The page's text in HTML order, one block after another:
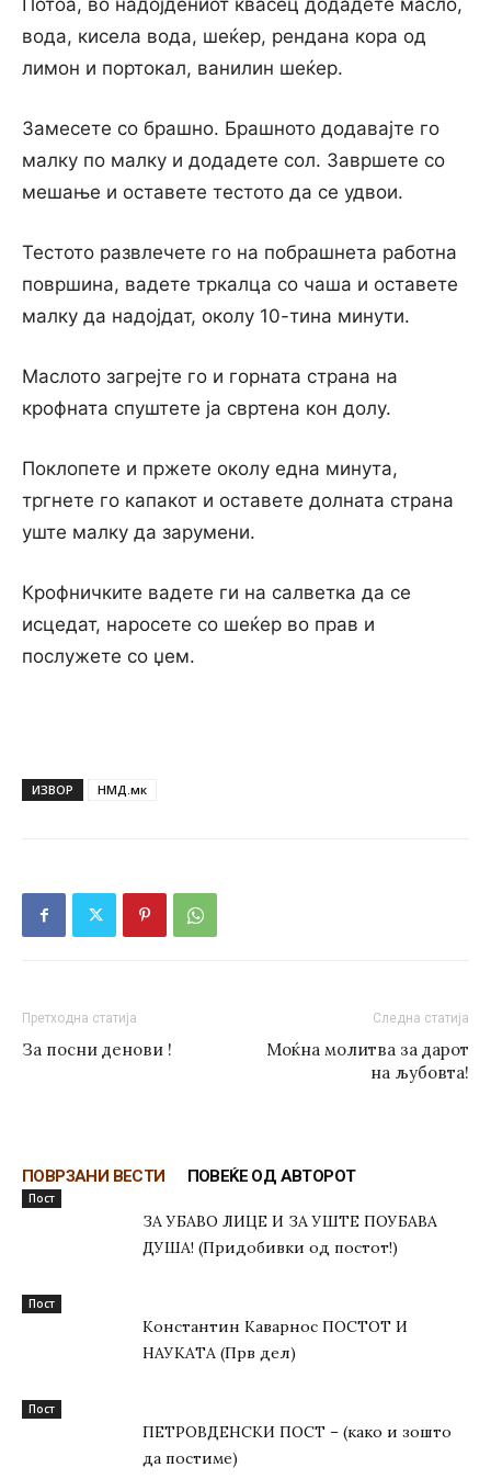
Потоа, во надојдениот квасец додадете масло,
вода, кисела вода, шеќер, рендана кора од
лимон и портокал, ванилин шеќер.
Замесете со брашно. Брашното додавајте го
малку по малку и додадете сол. Завршете со
мешање и оставете тестото да се удвои.
Тестото развлечете го на побрашнета работна
површина, вадете тркалца со чаша и оставете
малку да надојдат, околу 10-тина минути.
Маслото загрејте го и горната страна на
крофната спуштете ја свртена кон долу.
Поклопете и пржете околу една минута,
тргнете го капакот и оставете долната страна
уште малку да зарумени.
Крофничките вадете ги на салветка да се
исцедат, наросете со шеќер во прав и
послужете со џем.
ИЗВОР НМД.мк
Претходна статија
За посни денови !
Следна статија
Моќна молитва за дарот
на љубовта!
ПОВРЗАНИ ВЕСТИ ПОВЕЌЕ ОД АВТОРОТ
Пост
ЗА УБАВО ЛИЦЕ И ЗА УШТЕ ПОУБАВА
ДУША! (Придобивки од постот!)
Пост
Константин Каварнос ПОСТОТ И
НАУКАТА (Прв дел)
Пост
ПЕТРОВДЕНСКИ ПОСТ – (како и зошто
да постиме)